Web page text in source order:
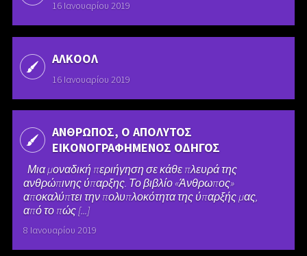
16 Ιανουαρίου 2019
ΑΛΚΟΟΛ
16 Ιανουαρίου 2019
ΑΝΘΡΩΠΟΣ, Ο ΑΠΟΛΥΤΟΣ
ΕΙΚΟΝΟΓΡΑΦΗΜΕΝΟΣ ΟΔΗΓΟΣ
Μια μοναδική περιήγηση σε κάθε πλευρά της
ανθρώπινης ύπαρξης. Το βιβλίο «Άνθρωπος»
αποκαλύπτει την πολυπλοκότητα της ύπαρξής μας,
από το πώς [...]
8 Ιανουαρίου 2019